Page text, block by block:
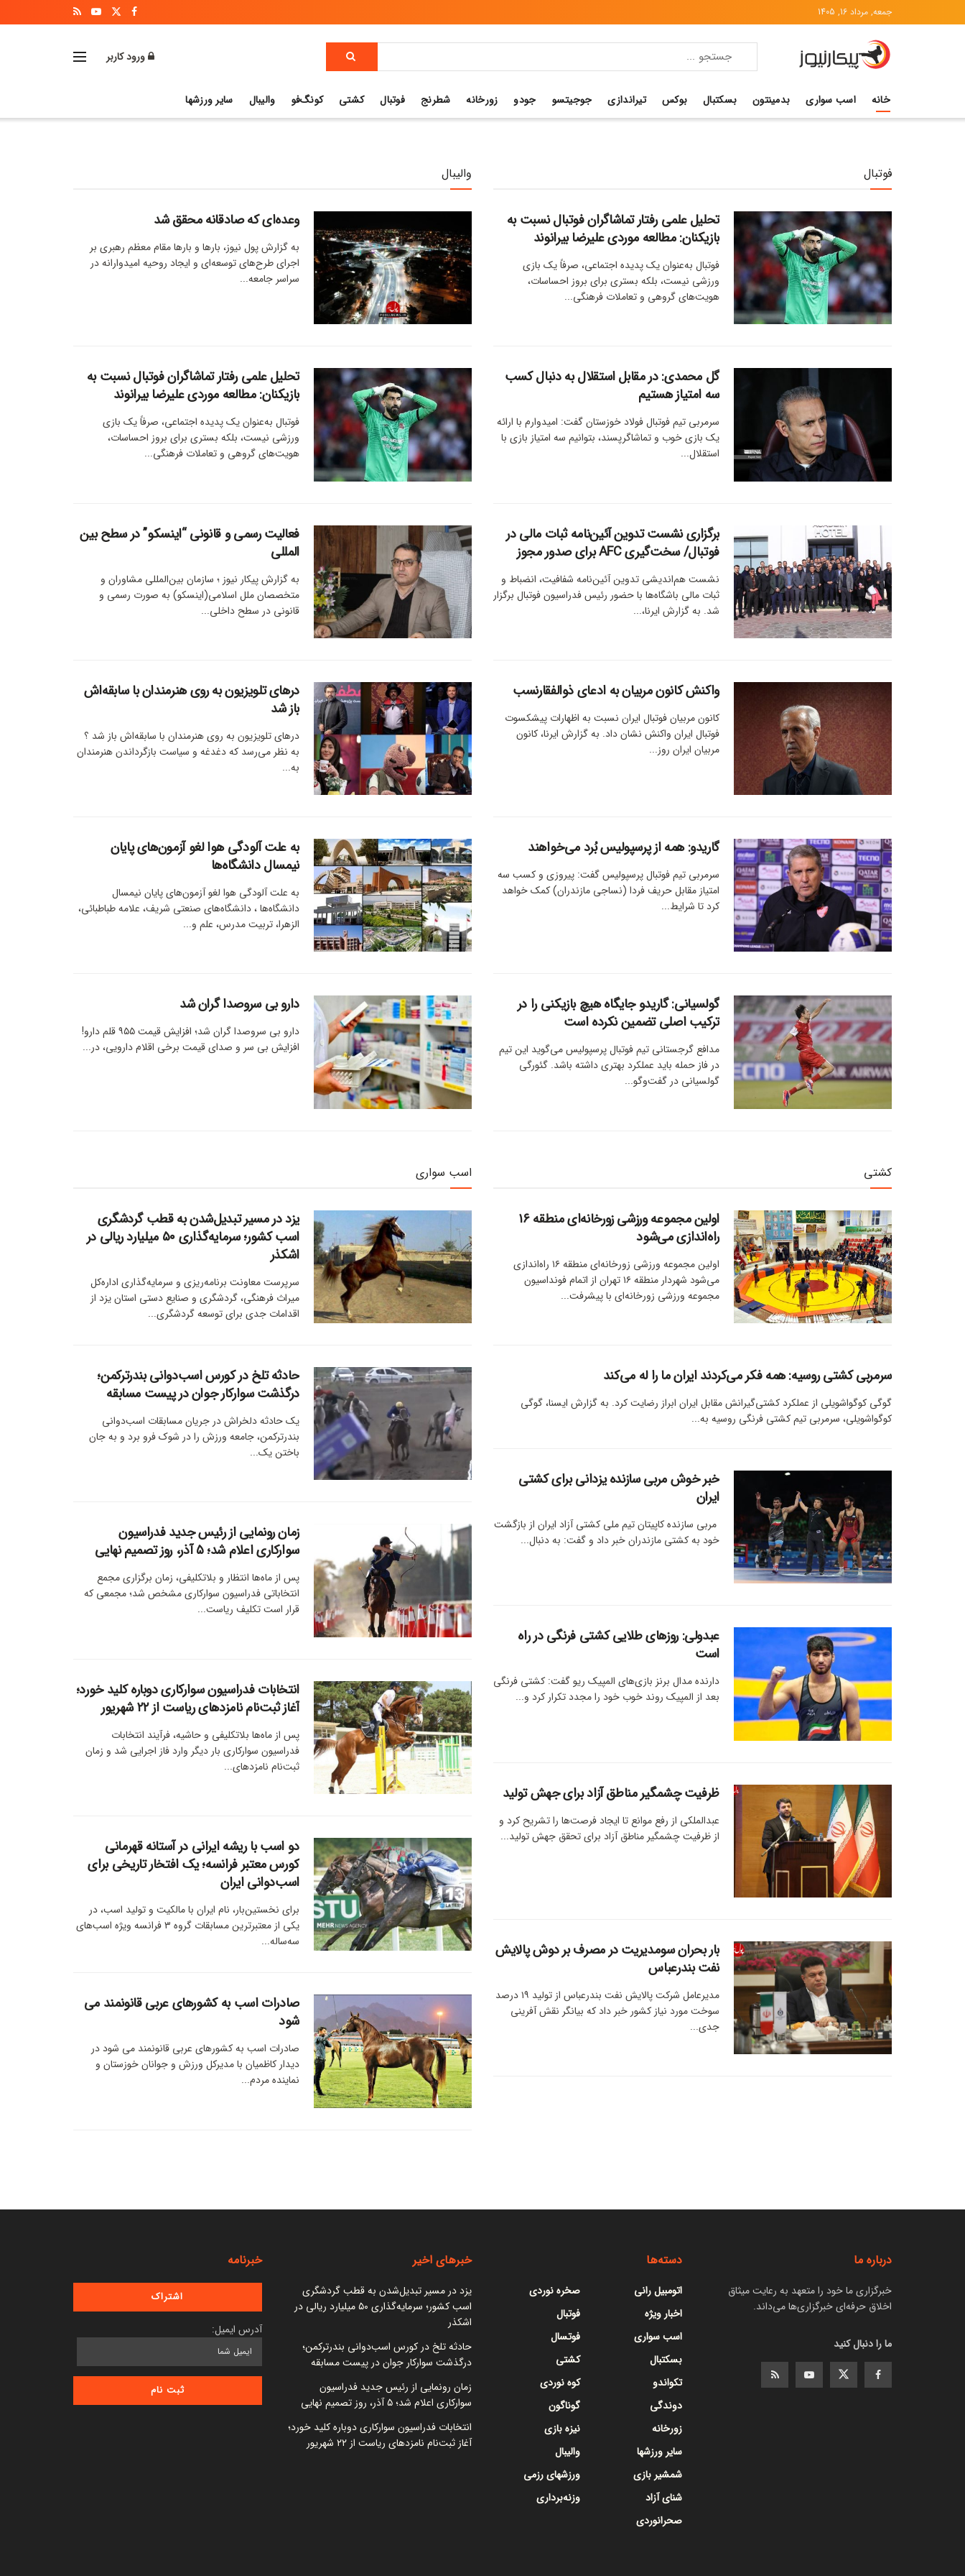
جمعه, مرداد 16, 1405
ورود کاربر
خانه اسب سواری بدمینتون بسکتبال بوکس تیراندازی جوجیتسو جودو زورخانه شطرنج فوتبال کشتی کونگ‌فو والیبال سایر ورزشها
والیبال
وعده‌ای که صادقانه محقق شد
به گزارش پول نیوز، بارها و بارها مقام معظم رهبری بر
اجرای طرح‌های توسعه‌ای و ایجاد روحیه امیدوارانه در
سراسر جامعه...
تحلیل علمی رفتار تماشاگران فوتبال نسبت به
بازیکنان: مطالعه موردی علیرضا بیرانوند
فوتبال به‌عنوان یک پدیده اجتماعی، صرفاً یک بازی
ورزشی نیست، بلکه بستری برای بروز احساسات،
هویت‌های گروهی و تعاملات فرهنگی...
فعالیت رسمی و قانونی “اینسکو” در سطح بین
المللی
به گزارش پیکار نیوز ؛ سازمان بین‌المللی مشاوران و
متخصصان ملل اسلامی(اینسکو) به صورت رسمی و
قانونی در سطح داخلی...
درهای تلویزیون به روی هنرمندان با سابقه‌اش
باز شد
درهای تلویزیون به روی هنرمندان با سابقه‌اش باز شد ؟
به نظر می‌رسد که دغدغه و سیاست بازگرداندن هنرمندان
به...
به علت آلودگی هوا لغو آزمون‌های پایان
نیمسال دانشگاه‌ها
به علت آلودگی هوا لغو آزمون‌های پایان نیمسال
دانشگاه‌ها ، دانشگاه‌های صنعتی شریف، علامه طباطبائی،
الزهرا، تربیت مدرس، علم و...
دارو بی سروصدا گران شد
دارو بی سروصدا گران شد؛ افزایش قیمت ۹۵۵ قلم دارو!
افزایش بی سر و صدای قیمت برخی اقلام دارویی، در...
اسب سواری
یزد در مسیر تبدیل‌شدن به قطب گردشگری
اسب کشور؛ سرمایه‌گذاری ۵۰ میلیارد ریالی در
اشکذر
سرپرست معاونت برنامه‌ریزی و سرمایه‌گذاری اداره‌کل
میراث فرهنگی، گردشگری و صنایع دستی استان یزد از
اقدامات جدی برای توسعه گردشگری...
حادثه تلخ در کورس اسب‌دوانی بندرترکمن؛
درگذشت سوارکار جوان در پیست مسابقه
یک حادثه دلخراش در جریان مسابقات اسب‌دوانی
بندرترکمن، جامعه ورزش را در شوک فرو برد و به جان
باختن یک...
زمان رونمایی از رئیس جدید فدراسیون
سوارکاری اعلام شد؛ ۵ آذر، روز تصمیم نهایی
پس از ماه‌ها انتظار و بلاتکلیفی، زمان برگزاری مجمع
انتخاباتی فدراسیون سوارکاری مشخص شد؛ مجمعی که
قرار است تکلیف ریاست...
انتخابات فدراسیون سوارکاری دوباره کلید خورد؛
آغاز ثبت‌نام نامزدهای ریاست از ۲۲ شهریور
پس از ماه‌ها بلاتکلیفی و حاشیه، فرآیند انتخابات
فدراسیون سوارکاری بار دیگر وارد فاز اجرایی شد و زمان
ثبت‌نام نامزدهای...
دو اسب با ریشه ایرانی در آستانه قهرمانی
کورس معتبر فرانسه؛ یک افتخار تاریخی برای
اسب‌دوانی ایران
برای نخستین‌بار، نام ایران با مالکیت و تولید اسب، در
یکی از معتبرترین مسابقات گروه ۳ فرانسه ویژه اسب‌های
سه‌ساله...
صادرات اسب به کشورهای عربی قانونمند می
شود
صادرات اسب به کشورهای عربی قانونمند می شود در
دیدار کاظمیان با مدیرکل ورزش و جوانان خوزستان و
نماینده مردم...
فوتبال
تحلیل علمی رفتار تماشاگران فوتبال نسبت به
بازیکنان: مطالعه موردی علیرضا بیرانوند
فوتبال به‌عنوان یک پدیده اجتماعی، صرفاً یک بازی
ورزشی نیست، بلکه بستری برای بروز احساسات،
هویت‌های گروهی و تعاملات فرهنگی...
گل محمدی: در مقابل استقلال به دنبال کسب
سه امتیاز هستیم
سرمربی تیم فوتبال فولاد خوزستان گفت: امیدوارم با ارائه
یک بازی خوب و تماشاگرپسند، بتوانیم سه امتیاز بازی با
استقلال...
برگزاری نشست تدوین آئین‌نامه ثبات مالی در
فوتبال/ سخت‌گیری AFC برای صدور مجوز
نشست هم‌اندیشی تدوین آئین‌نامه شفافیت، انضباط و
ثبات مالی باشگاه‌ها با حضور رئیس فدراسیون فوتبال برگزار
شد. به گزارش ایرنا،...
واکنش کانون مربیان به ادعای ذوالفقارنسب
کانون مربیان فوتبال ایران نسبت به اظهارات پیشکسوت
فوتبال ایران واکنش نشان داد. به گزارش ایرنا، کانون
مربیان ایران روز...
گاریدو: همه از پرسپولیس بُرد می‌خواهند
سرمربی تیم فوتبال پرسپولیس گفت: پیروزی و کسب سه
امتیاز مقابل حریف فردا (نساجی مازندران) کمک خواهد
کرد تا شرایط...
گولسیانی: گاریدو جایگاه هیچ بازیکنی را در
ترکیب اصلی تضمین نکرده است
مدافع گرجستانی تیم فوتبال پرسپولیس می‌گوید این تیم
در فاز حمله باید عملکرد بهتری داشته باشد. گئورگی
گولسیانی در گفت‌وگو...
کشتی
اولین مجموعه ورزشی زورخانه‌ای منطقه ۱۶
راه‌اندازی می‌شود
اولین مجموعه ورزشی زورخانه‌ای منطقه ۱۶ راه‌اندازی
می‌شود شهردار منطقه ۱۶ تهران از اتمام فونداسیون
مجموعه ورزشی زورخانه‌ای با پیشرفت...
سرمربی کشتی روسیه: همه فکر می‌کردند ایران ما را له می‌کند
گوگی کوگواشویلی از عملکرد کشتی‌گیرانش مقابل ایران ابراز رضایت کرد. به گزارش ایسنا، گوگی
کوگواشویلی، سرمربی تیم کشتی فرنگی روسیه به...
خبر خوش مربی سازنده یزدانی برای کشتی
ایران
مربی سازنده کاپیتان تیم ملی کشتی آزاد ایران از بازگشت
خود به کشتی مازندران خبر داد و گفت: به دنبال...
عبدولی: روزهای طلایی کشتی فرنگی در راه
است
دارنده مدال برنز بازی‌های المپیک ریو گفت: کشتی فرنگی
بعد از المپیک روند خوب خود را مجدد تکرار کرد و...
ظرفیت چشمگیر مناطق آزاد برای جهش تولید
عبدالملکی از رفع موانع تا ایجاد فرصت‌ها را تشریح کرد و
از ظرفیت چشمگیر مناطق آزاد برای تحقق جهش تولید...
بار بحران سومدیریت در مصرف بر دوش پالایش
نفت بندرعباس
مدیرعامل شرکت پالایش نفت بندرعباس از تولید ۱۹ درصد
سوخت مورد نیاز کشور خبر داد که بیانگر نقش آفرینی
جدی...
درباره ما
خبرگزاری ما خود را متعهد به رعایت میثاق
اخلاق حرفه‌ای خبرگزاری‌ها می‌داند.
ما را دنبال کنید
دسته‌ها
اتومبیل رانی
اخبار ویژه
اسب سواری
بسکتبال
تکواندو
دوندگی
زورخانه
سایر ورزشها
شمشیر بازی
شنای آزاد
صحرانوردی
صخره نوردی
فوتبال
فوتسال
کشتی
کوه نوردی
گوناگون
نیزه بازی
والیبال
ورزشهای رزمی
وزنه‌برداری
خبرهای اخیر
یزد در مسیر تبدیل‌شدن به قطب گردشگری
اسب کشور؛ سرمایه‌گذاری ۵۰ میلیارد ریالی در
اشکذر
حادثه تلخ در کورس اسب‌دوانی بندرترکمن؛
درگذشت سوارکار جوان در پیست مسابقه
زمان رونمایی از رئیس جدید فدراسیون
سوارکاری اعلام شد؛ ۵ آذر، روز تصمیم نهایی
انتخابات فدراسیون سوارکاری دوباره کلید خورد؛
آغاز ثبت‌نام نامزدهای ریاست از ۲۲ شهریور
خبرنامه
آدرس ایمیل: